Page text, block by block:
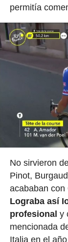
permitía
No sirvieron
Pinot,
acababan con
Lograba así
profesional y
mencionada
Italia en el